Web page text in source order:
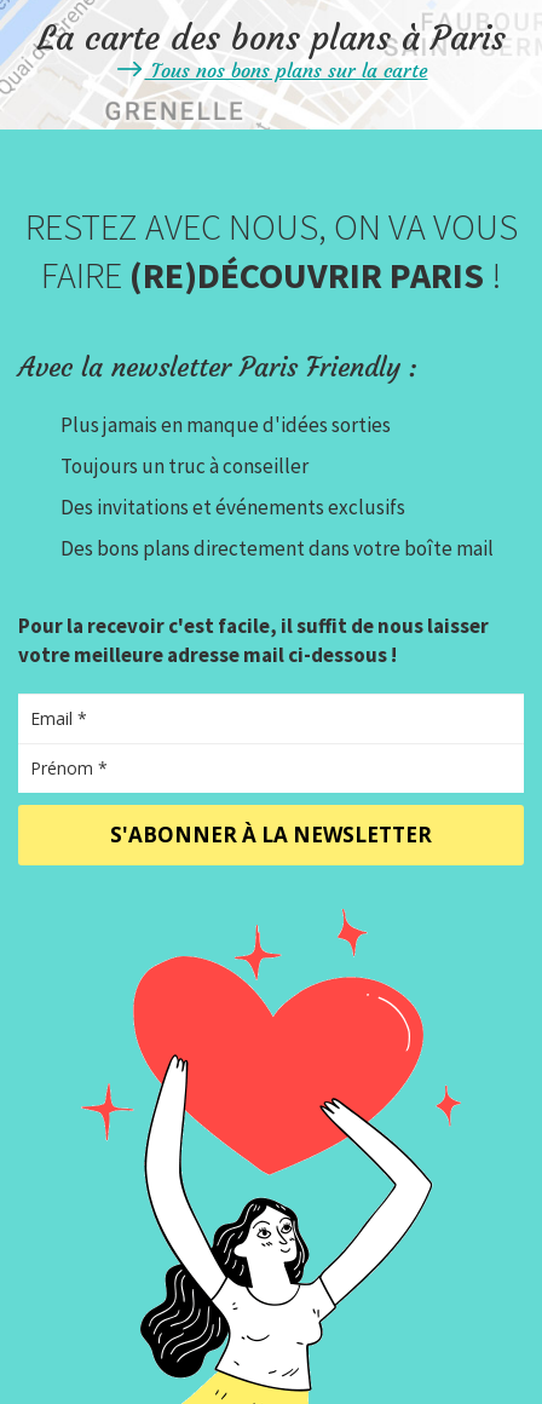
La carte des bons plans à Paris
Tous nos bons plans sur la carte
RESTEZ AVEC NOUS, ON VA VOUS
FAIRE (RE)DÉCOUVRIR PARIS !
Avec la newsletter Paris Friendly :
Plus jamais en manque d'idées sorties
Toujours un truc à conseiller
Des invitations et événements exclusifs
Des bons plans directement dans votre boîte mail
Pour la recevoir c'est facile, il suffit de nous laisser
votre meilleure adresse mail ci-dessous !
S'ABONNER À LA NEWSLETTER